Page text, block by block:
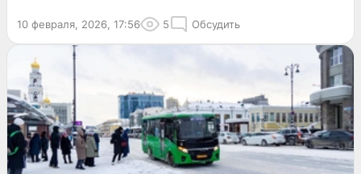
10 февраля, 2026, 17:56 5 Обсудить